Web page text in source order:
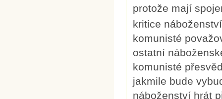
protože mají
kritice
komunisté
ostatní
komunisté
jakmile bude
náboženství hrát